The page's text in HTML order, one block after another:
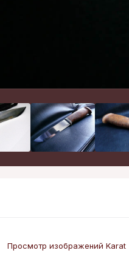
Просмотр изображений Karat